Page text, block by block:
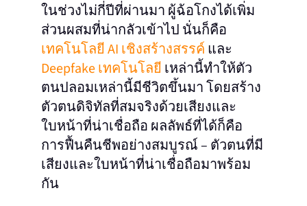
ในช่วงไม่กี่ปีที่ผ่านมา ผู้ฉ้อโกงได้เพิ่ม
ส่วนผสมที่น่ากลัวเข้าไป นั่นก็คือ
เทคโนโลยี AI เชิงสร้างสรรค์ และ
Deepfake เทคโนโลยี เหล่านี้ทำให้ตัว
ตนปลอมเหล่านี้มีชีวิตขึ้นมา โดยสร้าง
ตัวตนดิจิทัลที่สมจริงด้วยเสียงและ
ใบหน้าที่น่าเชื่อถือ ผลลัพธ์ที่ได้ก็คือ
การฟื้นคืนชีพอย่างสมบูรณ์ – ตัวตนที่มี
เสียงและใบหน้าที่น่าเชื่อถือมาพร้อม
กัน